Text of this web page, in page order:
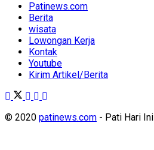
Patinews.com
Berita
wisata
Lowongan Kerja
Kontak
Youtube
Kirim Artikel/Berita
© 2020 patinews.com - Pati Hari Ini